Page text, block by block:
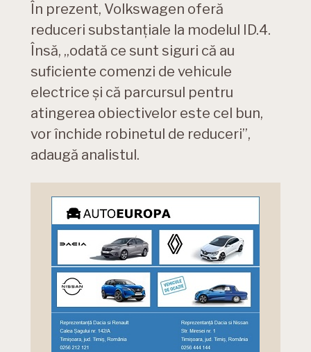
În prezent, Volkswagen oferă
reduceri substanțiale la modelul ID.4.
Însă, „odată ce sunt siguri că au
suficiente comenzi de vehicule
electrice și că parcursul pentru
atingerea obiectivelor este cel bun,
vor închide robinetul de reduceri”,
adaugă analistul.